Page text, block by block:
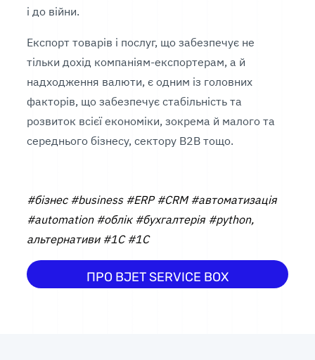
і до війни.
Експорт товарів і послуг, що забезпечує не
тільки дохід компаніям-експортерам, а й
надходження валюти, є одним із головних
факторів, що забезпечує стабільність та
розвиток всієї економіки, зокрема й малого та
середнього бізнесу, сектору В2В тощо.
#бізнес #business #ERP #CRM #автоматизація
#automation #облік #бухгалтерія #python,
альтернативи #1С #1C
ПРО BJET SERVICE BOX